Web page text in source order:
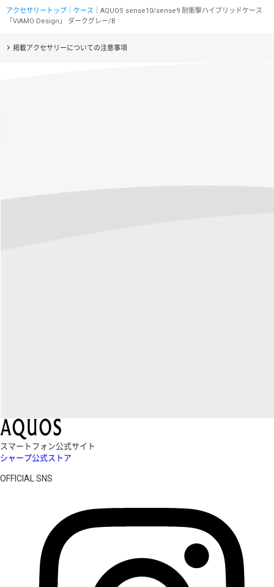
アクセサリートップ ケース ｜AQUOS sense10/sense9 耐衝撃ハイブリッドケース
「ViAMO Design」 ダークグレー/B
掲載アクセサリーについての注意事項
スマートフォン公式サイト
シャープ公式ストア
OFFICIAL SNS